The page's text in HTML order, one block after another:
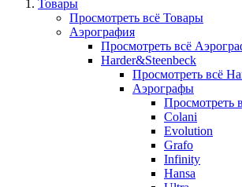
Товары
Просмотреть всё Товары
Аэрография
Просмотреть всё
Harder&Steenbeck
Просмотреть всё
Аэрографы
Просмотреть
Colani
Evolution
Grafo
Infinity
Hansa